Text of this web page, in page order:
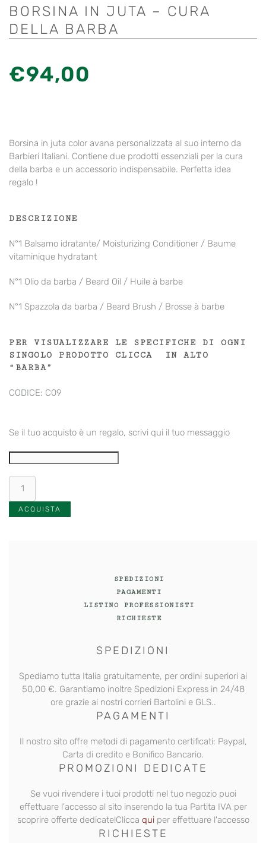
BORSINA IN JUTA – CURA
DELLA BARBA
€94,00
Borsina in juta color avana personalizzata al suo interno da
Barbieri Italiani. Contiene due prodotti essenziali per la cura
della barba e un accessorio indispensabile. Perfetta idea
regalo !
DESCRIZIONE
N°1 Balsamo idratante/ Moisturizing Conditioner / Baume
vitaminique hydratant
N°1 Olio da barba / Beard Oil / Huile à barbe
N°1 Spazzola da barba / Beard Brush / Brosse à barbe
PER VISUALIZZARE LE SPECIFICHE DI OGNI
SINGOLO PRODOTTO CLICCA IN ALTO
“BARBA”
CODICE: C09
Se il tuo acquisto è un regalo, scrivi qui il tuo messaggio
Juta
ACQUISTA
SPEDIZIONI
PAGAMENTI
LISTINO PROFESSIONISTI
RICHIESTE
SPEDIZIONI
Spediamo tutta Italia gratuitamente, per ordini superiori ai
50,00 €. Garantiamo inoltre Spedizioni Expressin 24/48
ore grazie ai nostri corrieri Bartolini e GLS..
PAGAMENTI
Il nostro sito offre metodi di pagamento certificati: Paypal,
Carta di credito e Bonifico Bancario.
PROMOZIONI DEDICATE
Se vuoi rivendere i tuoi prodotti nel tuo negozio puoi
effettuare l'accesso al sito inserendo la tua Partita IVA per
scoprire offerte dedicate!Clicca quiper effettuare l'accesso
RICHIESTE